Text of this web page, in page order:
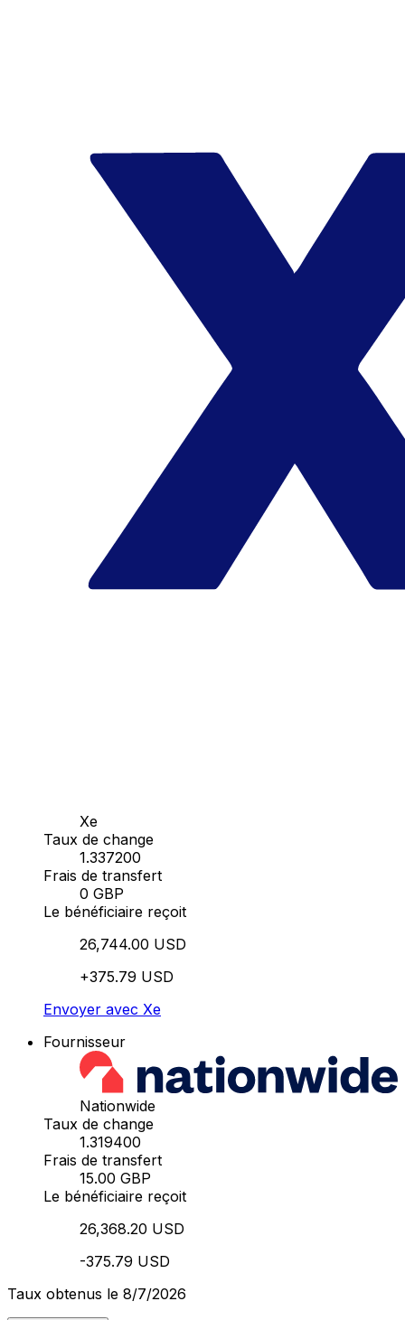
Xe
Taux de change
1.337200
Frais de transfert
0 GBP
Le bénéficiaire reçoit
26,744.00 USD
+375.79 USD
Envoyer avec Xe
Fournisseur
Nationwide
Taux de change
1.319400
Frais de transfert
15.00 GBP
Le bénéficiaire reçoit
26,368.20 USD
-375.79 USD
Taux obtenus le 8/7/2026